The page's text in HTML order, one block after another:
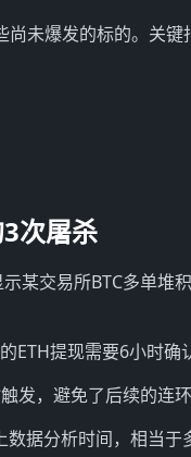
未爆发的标的。关键
次屠杀
某交易所BTC多单堆
ETH提现需要6小时确
发，避免了后续的连
数据分析时间，相当于